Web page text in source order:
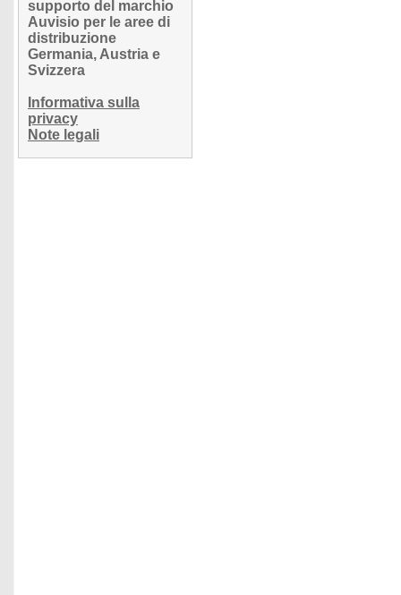
supporto del marchio
Auvisio per le aree di
distribuzione
Germania, Austria e
Svizzera
Informativa sulla
privacy
Note legali